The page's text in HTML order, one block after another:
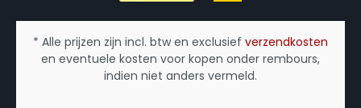
* Alle prijzen zijn incl. btw en exclusief verzendkosten
en eventuele kosten voor kopen onder rembours,
indien niet anders vermeld.